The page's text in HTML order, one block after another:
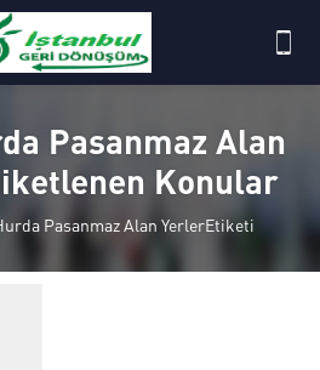
Pasanmaz Alan
Konular
Pasanmaz Alan YerlerEtiketi